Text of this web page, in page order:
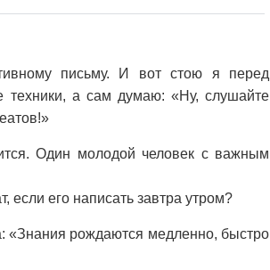
письму. И вот стою я перед
техники, а сам думаю: «Ну, слушайте
Один молодой человек с важным
если его написать завтра утром?
«Знания рождаются медленно, быстро